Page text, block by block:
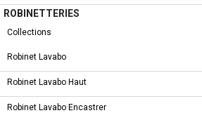
ROBINETTERIES
Collections
Robinet Lavabo
Robinet Lavabo Haut
Robinet Lavabo Encastrer
CARACTÉRISTIQUES